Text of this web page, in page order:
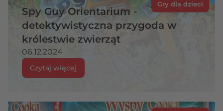
Spy Guy Orientarium -
detektywistyczna przygoda w
królestwie zwierząt
06.12.2024
Czytaj więcej
Gry dla dzieci